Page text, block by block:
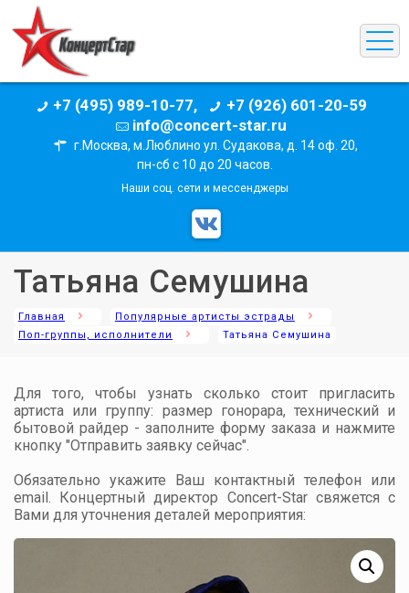
+7 (495) 989-10-77,
+7 (926) 601-20-59
info@concert-star.ru
г.Москва, м.Люблино ул. Судакова, д. 14 оф. 20,
пн-сб с 10 до 20 часов.
Наши соц. сети и мессенджеры
Татьяна Семушина
Главная
Популярные артисты эстрады
Поп-группы, исполнители
Татьяна Семушина
Для того, чтобы узнать сколько стоит пригласить
артиста или группу: размер гонорара, технический и
бытовой райдер - заполните форму заказа и нажмите
кнопку "Отправить заявку сейчас".
Обязательно укажите Ваш контактный телефон или
email. Концертный директор Concert-Star свяжется с
Вами для уточнения деталей мероприятия: